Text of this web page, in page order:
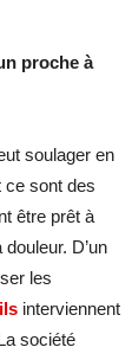
proche à
soulager en
ce sont des
être prêt à
D’un
les
interviennent
société